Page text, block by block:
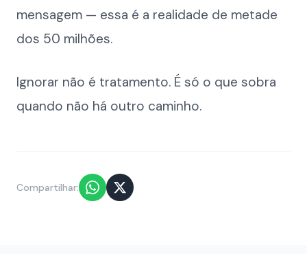
mensagem — essa é a realidade de metade
dos 50 milhões.
Ignorar não é tratamento. É só o que sobra
quando não há outro caminho.
Compartilhar: